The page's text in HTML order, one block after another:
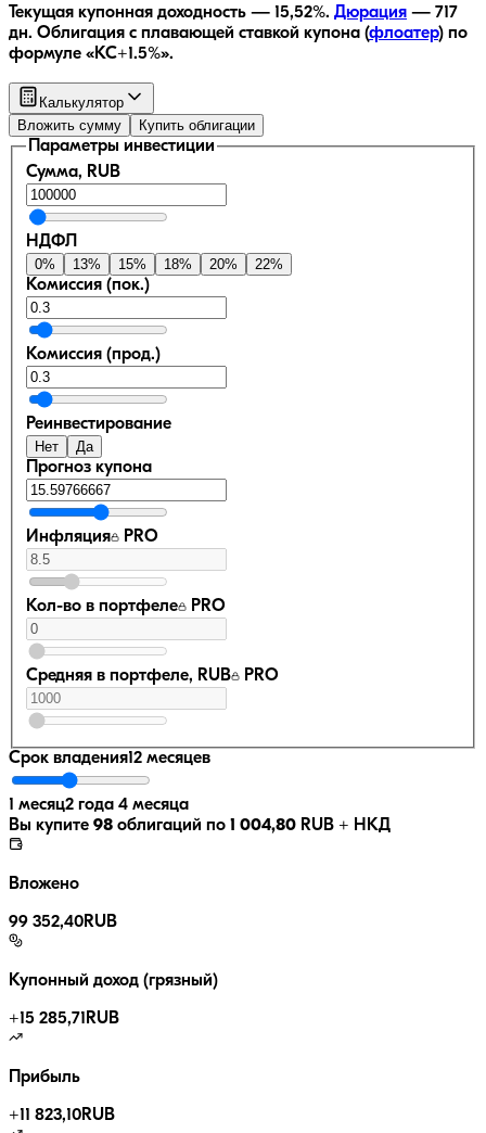
Текущая купонная доходность — 15,52%. Дюрация — 717
дн. Облигация с плавающей ставкой купона (флоатер) по
формуле «КС+1.5%».
Калькулятор
Вложить сумму
Купить облигации
Параметры инвестиции
Сумма, RUB
НДФЛ
0% 13% 15% 18% 20% 22%
Комиссия (пок.)
Комиссия (прод.)
Реинвестирование
Нет Да
Прогноз купона
Инфляция PRO
Кол-во в портфеле PRO
Средняя в портфеле, RUB PRO
Срок владения12 месяцев
1 месяц2 года 4 месяца
Вы купите 98 облигаций по 1 004,80 RUB + НКД
Вложено
99 352,40RUB
Купонный доход (грязный)
+15 285,71 RUB
Прибыль
+11 823,10RUB